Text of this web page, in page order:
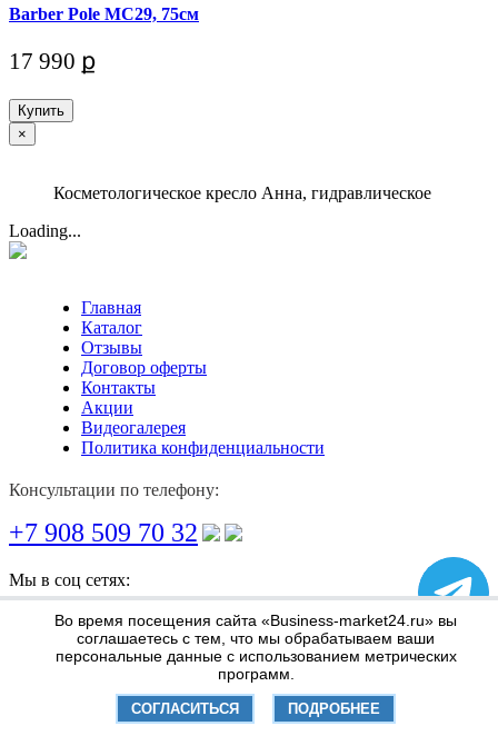
Barber Pole MC29, 75см
17 990 ք
Купить
×
Косметологическое кресло Анна, гидравлическое
Loading...
Главная
Каталог
Отзывы
Договор оферты
Контакты
Акции
Видеогалерея
Политика конфиденциальности
Консультации по телефону:
+7 908 509 70 32
Мы в соц сетях:
Информация по оплате и доставке
Во время посещения сайта «Business-market24.ru» вы
соглашаетесь с тем, что мы обрабатываем ваши
персональные данные с использованием метрических
программ.
СОГЛАСИТЬСЯ ПОДРОБНЕЕ